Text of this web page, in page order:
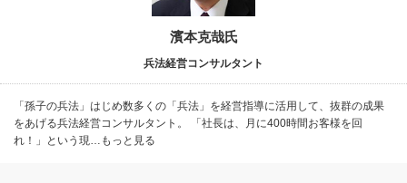
濱本克哉氏
兵法経営コンサルタント
「孫子の兵法」はじめ数多くの「兵法」を経営指導に活用して、抜群の成果
をあげる兵法経営コンサルタント。 「社長は、月に400時間お客様を回
れ！」という現…もっと見る